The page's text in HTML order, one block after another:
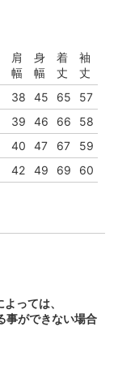
肩
幅
身
幅
着
丈
袖
丈
38 45 65
57
39 46 66
58
40 47 67
59
42 49 69 60
っては、
事ができない場合